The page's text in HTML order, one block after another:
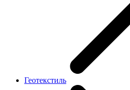
Геотекстиль